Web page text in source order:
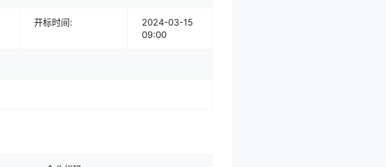
开标时间:
2024-03-15
09:00